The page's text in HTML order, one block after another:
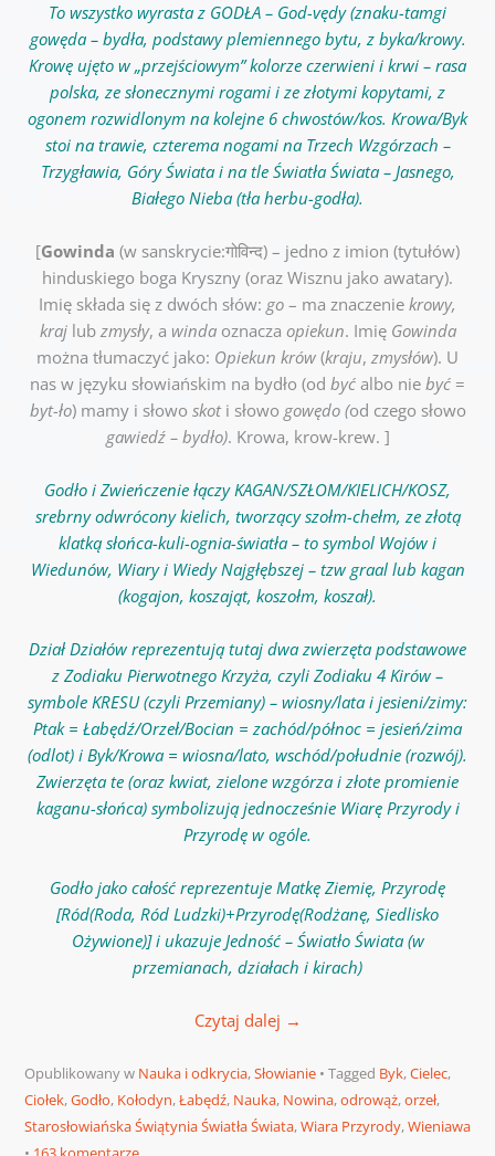
To wszystko wyrasta z GODŁA – God-vędy (znaku-tamgi
gowęda – bydła, podstawy plemiennego bytu, z byka/krowy.
Krowę ujęto w „przejściowym” kolorze czerwieni i krwi – rasa
polska, ze słonecznymi rogami i ze złotymi kopytami, z
ogonem rozwidlonym na kolejne 6 chwostów/kos. Krowa/Byk
stoi na trawie, czterema nogami na Trzech Wzgórzach –
Trzygławia, Góry Świata i na tle Światła Świata – Jasnego,
Białego Nieba (tła herbu-godła).
[Gowinda (w sanskrycie:गोविन्‍द) – jedno z imion (tytułów)
hinduskiego boga Kryszny (oraz Wisznu jako awatary).
Imię składa się z dwóch słów: go – ma znaczenie krowy,
krajlub zmysły, a windaoznacza opiekun. Imię Gowinda
można tłumaczyć jako: Opiekun krów (kraju, zmysłów). U
nas w języku słowiańskim na bydło (od być albo nie być =
byt-ło) mamy i słowo skoti słowo gowędo (od czego słowo
gawiedź – bydło). Krowa, krow-krew. ]
Godło i Zwieńczenie łączy KAGAN/SZŁOM/KIELICH/KOSZ,
srebrny odwrócony kielich, tworzący szołm-chełm, ze złotą
klatką słońca-kuli-ognia-światła – to symbol Wojów i
Wiedunów, Wiary i Wiedy Najgłębszej – tzw graal lub kagan
(kogajon, koszająt, koszołm, koszał).
Dział Działów reprezentują tutaj dwa zwierzęta podstawowe
z Zodiaku Pierwotnego Krzyża, czyli Zodiaku 4 Kirów –
symbole KRESU (czyli Przemiany) – wiosny/lata i jesieni/zimy:
Ptak = Łabędź/Orzeł/Bocian = zachód/północ = jesień/zima
(odlot) i Byk/Krowa = wiosna/lato, wschód/południe (rozwój).
Zwierzęta te (oraz kwiat, zielone wzgórza i złote promienie
kaganu-słońca) symbolizują jednocześnie Wiarę Przyrody i
Przyrodę w ogóle.
Godło jako całość reprezentuje Matkę Ziemię, Przyrodę
[Ród(Roda, Ród Ludzki)+Przyrodę(Rodżanę, Siedlisko
Ożywione)] i ukazuje Jedność – Światło Świata (w
przemianach, działach i kirach)
Czytaj dalej →
Opublikowany w Nauka i odkrycia,Słowianie Tagged Byk,Cielec,
Ciołek,Godło, Kołodyn,Łabędź, Nauka, Nowina,odrowąż,orzeł,
Starosłowiańska Świątynia Światła Świata,Wiara Przyrody,Wieniawa